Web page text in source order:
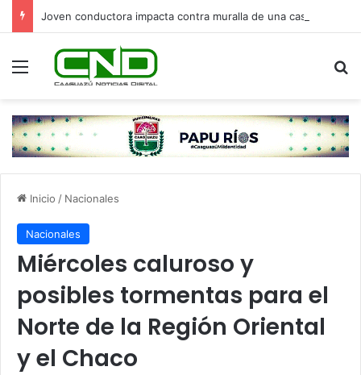
Menú
Inicio / Nacionales
Nacionales
Miércoles caluroso y
posibles tormentas para el
Norte de la Región Oriental
y el Chaco